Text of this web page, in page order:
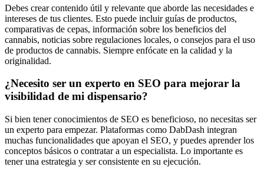
Debes crear contenido útil y relevante que aborde las necesidades e
intereses de tus clientes. Esto puede incluir guías de productos,
comparativas de cepas, información sobre los beneficios del
cannabis, noticias sobre regulaciones locales, o consejos para el uso
de productos de cannabis. Siempre enfócate en la calidad y la
originalidad.
¿Necesito ser un experto en SEO para mejorar la
visibilidad de mi dispensario?
Si bien tener conocimientos de SEO es beneficioso, no necesitas ser
un experto para empezar. Plataformas como DabDash integran
muchas funcionalidades que apoyan el SEO, y puedes aprender los
conceptos básicos o contratar a un especialista. Lo importante es
tener una estrategia y ser consistente en su ejecución.